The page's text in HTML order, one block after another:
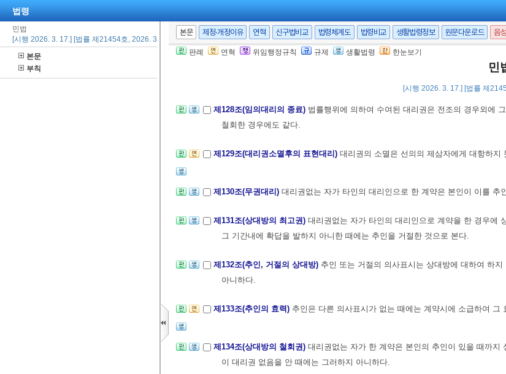
법령
민법
[시행 2026. 3. 17.] [법률 제21454호, 2026. 3. 17., 일부개정]
본문
부칙
본문 제정·개정이유 연혁 신구법비교 법령체계도 법령비교 생활법령정보 원문다운로드 음
판례 연혁 위임행정규칙 규제 생활법령 한눈보기
민
[시행 2026. 3. 17.] [법률 제
제127조(대리권의 소멸사유)대리권은 다음 각 호의 어느 하나에 해당하는 사유가
1. 본인의 사망
2. 대리인의 사망, 성년후견의 개시 또는 파산
제128조(임의대리의 종료) 법률행위에 의하여 수여된 대리권은 전조의 경우외에
철회한 경우에도 같다.
제129조(대리권소멸후의 표현대리) 대리권의 소멸은 선의의 제삼자에게 대항하
제130조(무권대리) 대리권없는 자가 타인의 대리인으로 한 계약은 본인이 이를 추
제131조(상대방의 최고권) 대리권없는 자가 타인의 대리인으로 계약을 한 경우에
그 기간내에 확답을 발하지 아니한 때에는 추인을 거절한 것으로 본다.
제132조(추인, 거절의 상대방) 추인 또는 거절의 의사표시는 상대방에 대하여 하
아니하다.
제133조(추인의 효력) 추인은 다른 의사표시가 없는 때에는 계약시에 소급하여 그
제134조(상대방의 철회권) 대리권없는 자가 한 계약은 본인의 추인이 있을 때까
이 대리권 없음을 안 때에는 그러하지 아니하다.